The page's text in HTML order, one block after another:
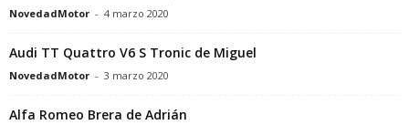
NovedadMotor - 4 marzo 2020
Audi TT Quattro V6 S Tronic de Miguel
NovedadMotor - 3 marzo 2020
Alfa Romeo Brera de Adrián